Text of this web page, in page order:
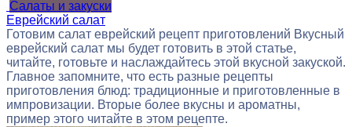
Салаты и закуски
Еврейский салат
Готовим салат еврейский рецепт приготовлений Вкусный
еврейский салат мы будет готовить в этой статье,
читайте, готовьте и наслаждайтесь этой вкусной закуской.
Главное запомните, что есть разные рецепты
приготовления блюд: традиционные и приготовленные в
импровизации. Вторые более вкусны и ароматны,
пример этого читайте в этом рецепте.